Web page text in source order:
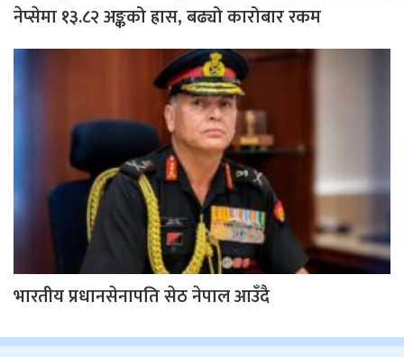
नेप्सेमा १३.८२ अङ्कको ह्रास, बढ्यो कारोबार रकम
भारतीय प्रधानसेनापति सेठ नेपाल आउँदै